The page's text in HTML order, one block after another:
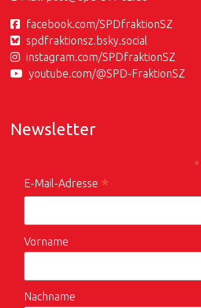
facebook.com/SPDfraktionSZ
spdfraktionsz.bsky.social
instagram.com/SPDfraktionSZ
youtube.com/@SPD-FraktionSZ
Newsletter
*
E-Mail-Adresse *
Vorname
Nachname